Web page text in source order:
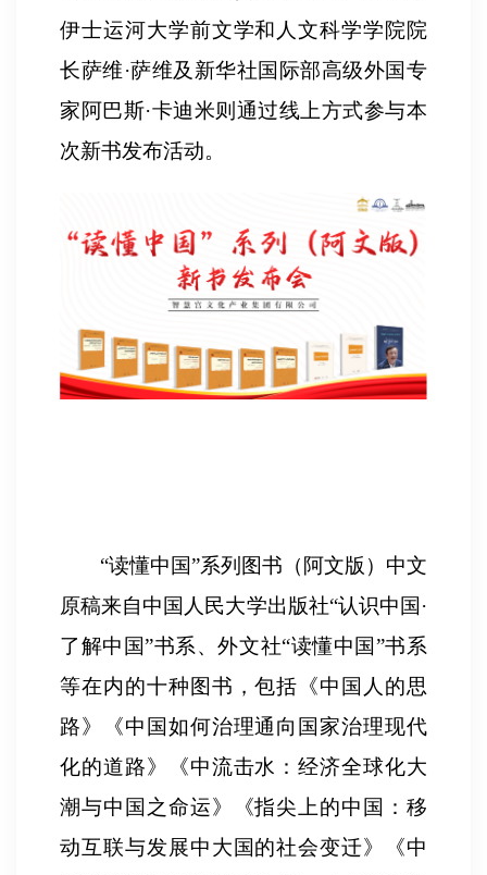
伊士运河大学前文学和人文科学学院院
长萨维·萨维及新华社国际部高级外国专
家阿巴斯·卡迪米则通过线上方式参与本
次新书发布活动。
“读懂中国”系列图书（阿文版）中文
原稿来自中国人民大学出版社“认识中国 ·
了解中国”书系、外文社“读懂中国”书系
等在内的十种图书，包括《中国人的思
路》《中国如何治理通向国家治理现代
化的道路》《中流击水：经济全球化大
潮与中国之命运》《指尖上的中国：移
动互联与发展中大国的社会变迁》《中